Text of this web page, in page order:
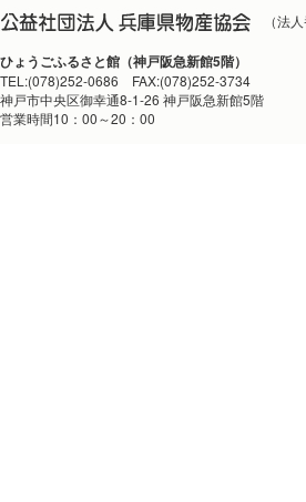
（法人
ひょうごふるさと館（神戸阪急新館5階）
TEL:(078)252-0686 FAX:(078)252-3734
神戸市中央区御幸通8-1-26 神戸阪急新館5階
営業時間10：00～20：00